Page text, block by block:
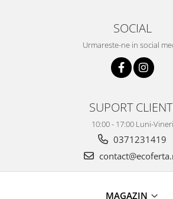
SOCIAL
Urmareste-ne in social
SUPORT
10:00 - 17:00 Luni-Vineri
0371231419
MAGAZIN